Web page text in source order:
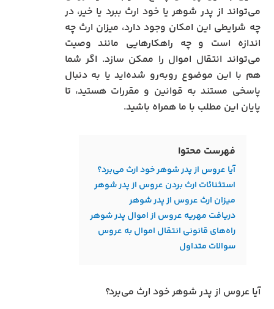
می‌تواند از پدر شوهر یا خود ارث ببرد یا خیر، در
چه شرایطی این امکان وجود دارد، میزان ارث چه
اندازه است و چه راهکارهایی مانند وصیت
می‌تواند انتقال اموال را ممکن سازد. اگر شما
هم با این موضوع روبه‌رو شده‌اید یا به دنبال
پاسخی مستند به قوانین و مقررات هستید، تا
پایان این مطلب با ما همراه باشید.
فهرست محتوا
آیا عروس از پدر شوهر خود ارث می‌برد؟
استثنائات ارث بردن عروس از پدر شوهر
میزان ارث عروس از پدر شوهر
دریافت مهریه عروس از اموال پدر شوهر
راه‌های قانونی انتقال اموال به عروس
سوالات متداول
آیا عروس از پدر شوهر خود ارث می‌برد؟